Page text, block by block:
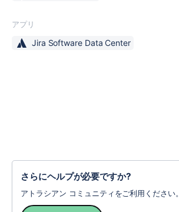
アプリ
Jira Software Data Center
さらにヘルプが必要ですか?
アトラシアン コミュニティをご利用ください。